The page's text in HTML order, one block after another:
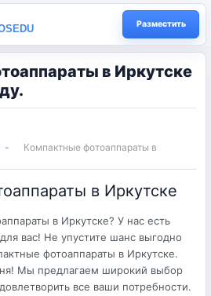
Разместить
в Иркутске
-
Компактные фотоаппараты в
в Иркутске
в Иркутске? У нас есть
вас! Не упустите шанс выгодно
фотоаппараты в Иркутске.
Мы предлагаем широкий выбор
все ваши потребности.